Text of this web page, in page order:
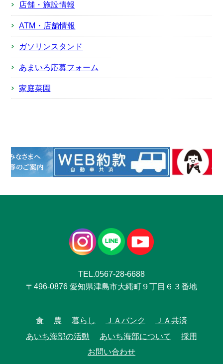
店舗・施設情報
ATM・店舗情報
ガソリンスタンド
あまいろ応募フォーム
家庭菜園
TEL.0567-28-6688
〒496-0876 愛知県津島市大縄町９丁目６３番地
食 農 暮らし ＪＡバンク
ＪＡ共済
あいち海部の活動
あいち海部について
採用
お問い合わせ